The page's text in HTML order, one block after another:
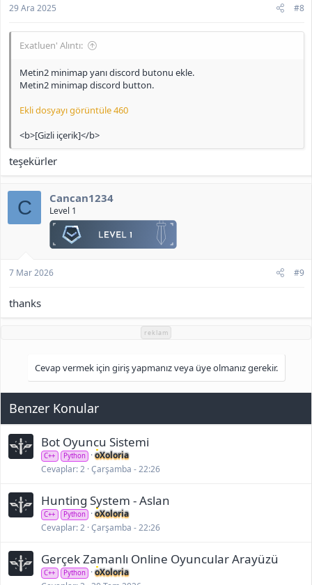
29 Ara 2025 #8
Exatluen' Alıntı:
Metin2 minimap yanı discord butonu ekle.
Metin2 minimap discord button.
Ekli dosyayı görüntüle 460
<b>[Gizli içerik]</b>
teşekürler
C Cancan1234
Level 1
7 Mar 2026 #9
thanks
reklam
Cevap vermek için giriş yapmanız veya üye olmanız gerekir.
Benzer Konular
Bot Oyuncu Sistemi
C++ Python
oXoloria
Cevaplar 2 Çarşamba - 22:26
Hunting System - Aslan
C++ Python
oXoloria
Cevaplar 2 Çarşamba - 22:26
Gerçek Zamanlı Online Oyuncular Arayüzü
C++ Python
oXoloria